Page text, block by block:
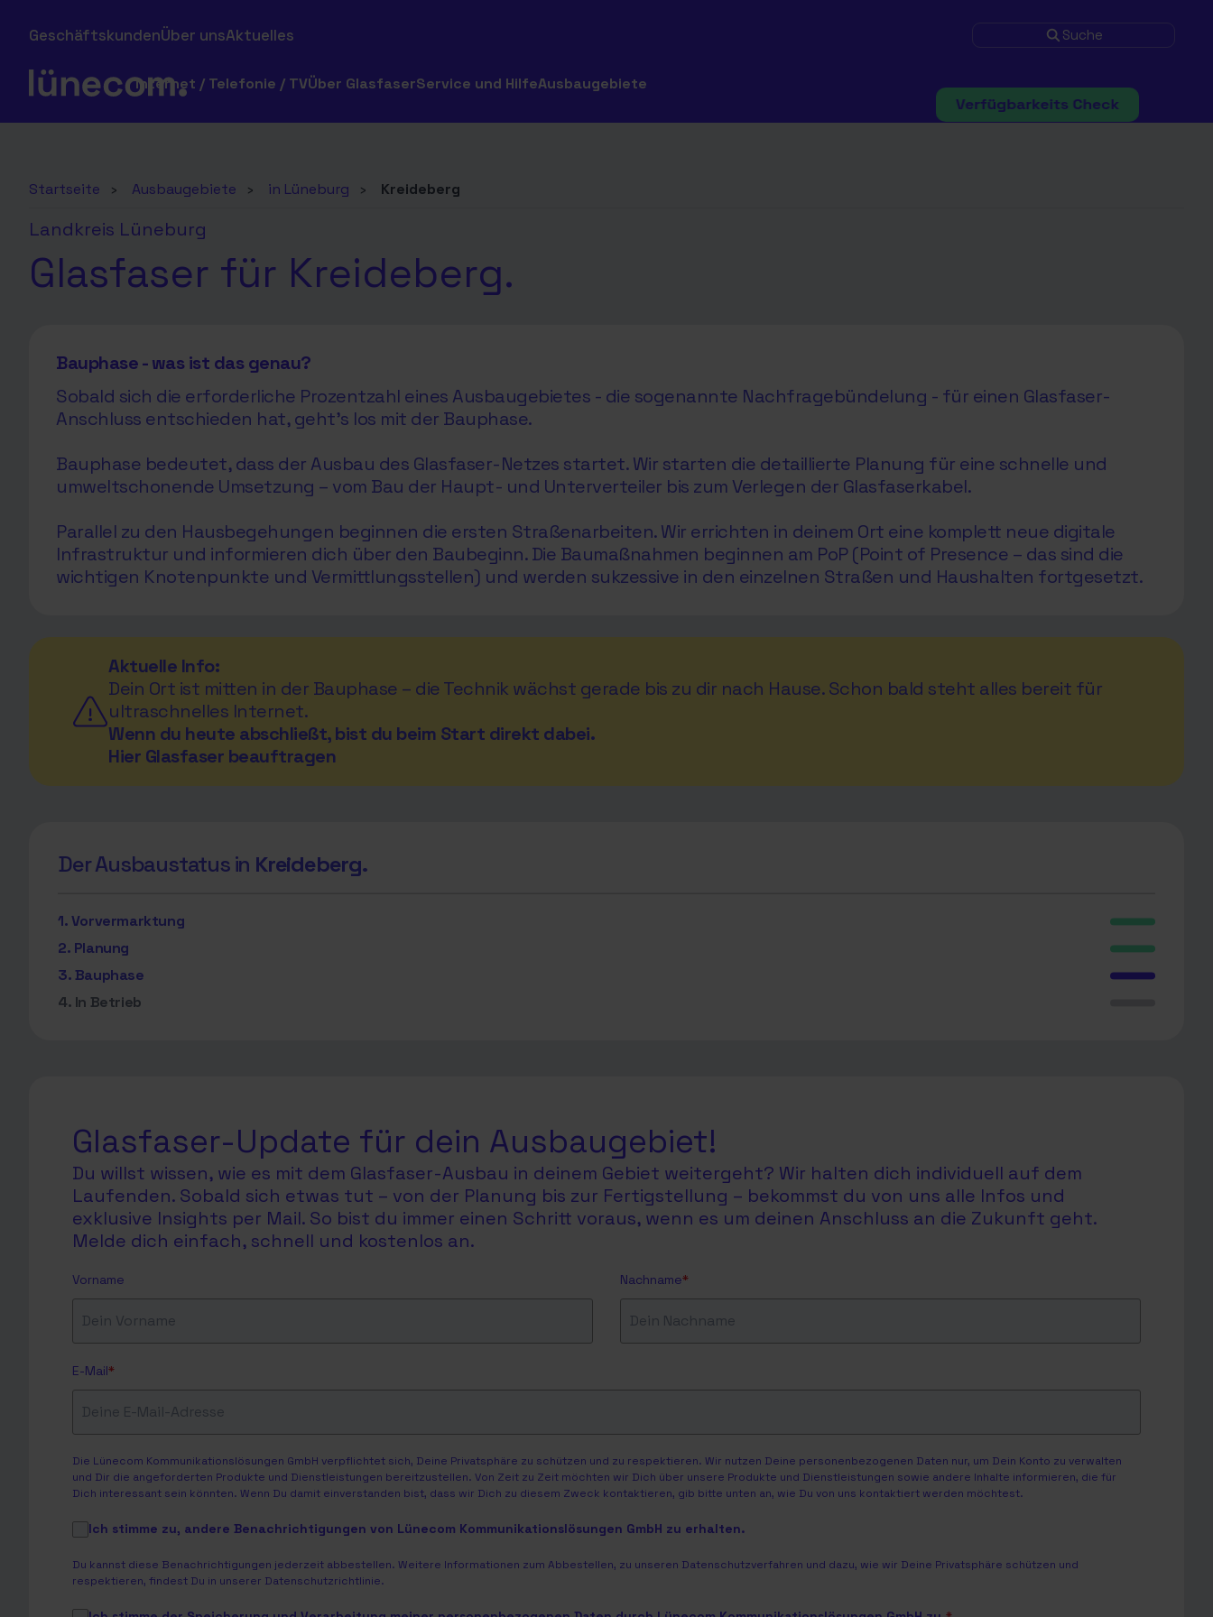
GeschäftskundenÜber unsAktuelles Suche
Internet / Telefonie / TVÜber GlasfaserService und HilfeAusbaugebiete
Startseite › Ausbaugebiete › in Lüneburg › Kreideberg
Landkreis Lüneburg
Glasfaser für Kreideberg.
Bauphase - was ist das genau?
Sobald sich die erforderliche Prozentzahl eines Ausbaugebietes - die sogenannte Nachfragebündelung - für einen Glasfaser-
Anschluss entschieden hat, geht’s los mit der Bauphase.
Bauphase bedeutet, dass der Ausbau des Glasfaser-Netzes startet. Wir starten die detaillierte Planung für eine schnelle und
umweltschonende Umsetzung – vom Bau der Haupt- und Unterverteiler bis zum Verlegen der Glasfaserkabel.
Parallel zu den Hausbegehungen beginnen die ersten Straßenarbeiten. Wir errichten in deinem Ort eine komplett neue digitale
Infrastruktur und informieren dich über den Baubeginn. Die Baumaßnahmen beginnen am PoP (Point of Presence – das sind die
wichtigen Knotenpunkte und Vermittlungsstellen) und werden sukzessive in den einzelnen Straßen und Haushalten fortgesetzt.
Aktuelle Info:
Dein Ort ist mitten in der Bauphase – die Technik wächst gerade bis zu dir nach Hause. Schon bald steht alles bereit für
ultraschnelles Internet.
Wenn du heute abschließt, bist du beim Start direkt dabei.
Hier Glasfaser beauftragen
Der Ausbaustatus in Kreideberg.
1. Vorvermarktung
2. Planung
3. Bauphase
4. In Betrieb
Glasfaser-Update für dein Ausbaugebiet!
Du willst wissen, wie es mit dem Glasfaser-Ausbau in deinem Gebiet weitergeht? Wir halten dich individuell auf dem
Laufenden. Sobald sich etwas tut – von der Planung bis zur Fertigstellung – bekommst du von uns alle Infos und
exklusive Insights per Mail. So bist du immer einen Schritt voraus, wenn es um deinen Anschluss an die Zukunft geht.
Melde dich einfach, schnell und kostenlos an.
Vorname Nachname*
E-Mail*
Die Lünecom Kommunikationslösungen GmbH verpflichtet sich, Deine Privatsphäre zu schützen und zu respektieren. Wir nutzen Deine personenbezogenen Daten nur, um Dein Konto zu verwalten
und Dir die angeforderten Produkte und Dienstleistungen bereitzustellen. Von Zeit zu Zeit möchten wir Dich über unsere Produkte und Dienstleistungen sowie andere Inhalte informieren, die für
Dich interessant sein könnten. Wenn Du damit einverstanden bist, dass wir Dich zu diesem Zweck kontaktieren, gib bitte unten an, wie Du von uns kontaktiert werden möchtest.
Ich stimme zu, andere Benachrichtigungen von Lünecom Kommunikationslösungen GmbH zu erhalten.
Du kannst diese Benachrichtigungen jederzeit abbestellen. Weitere Informationen zum Abbestellen, zu unseren Datenschutzverfahren und dazu, wie wir Deine Privatsphäre schützen und
respektieren, findest Du in unserer Datenschutzrichtlinie.